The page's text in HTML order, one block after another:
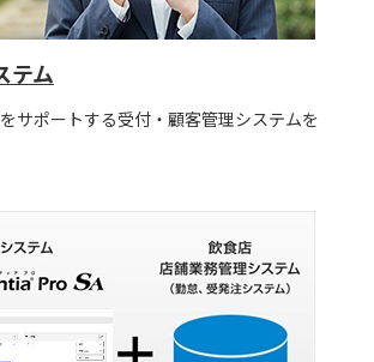
テム
サポートする受付・顧客管理システムを